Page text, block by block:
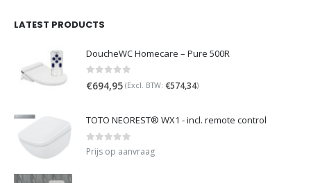
LATEST PRODUCTS
DoucheWC Homecare – Pure 500R
€694,95 (Excl. BTW: €574,34)
TOTO NEOREST® WX1 - incl. remote control
0 out of 5
Prijs op aanvraag